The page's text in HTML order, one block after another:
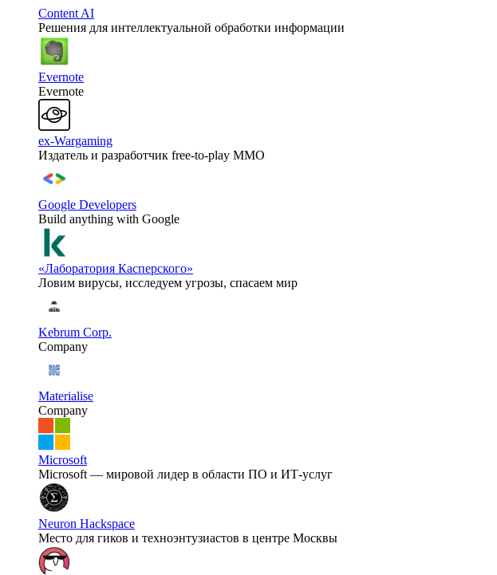
Content AI
Решения для интеллектуальной обработки информации
Evernote
Evernote
ex-Wargaming
Издатель и разработчик free-to-play MMO
Google Developers
Build anything with Google
«Лаборатория Касперского»
Ловим вирусы, исследуем угрозы, спасаем мир
Kebrum Corp.
Company
Materialise
Company
Microsoft
Microsoft — мировой лидер в области ПО и ИТ-услуг
Neuron Hackspace
Место для гиков и техноэнтузиастов в центре Москвы